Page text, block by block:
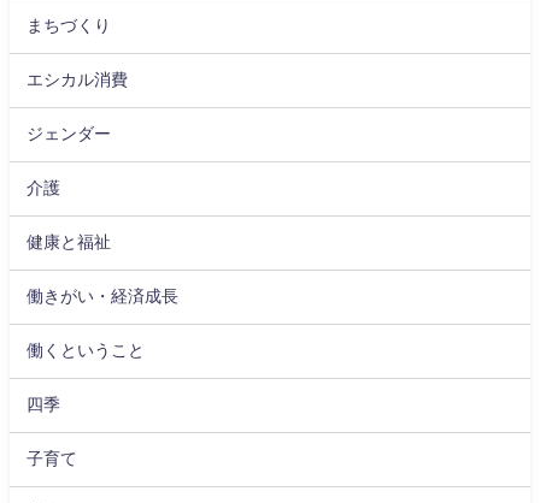
まちづくり
エシカル消費
ジェンダー
介護
健康と福祉
働きがい・経済成長
働くということ
四季
子育て